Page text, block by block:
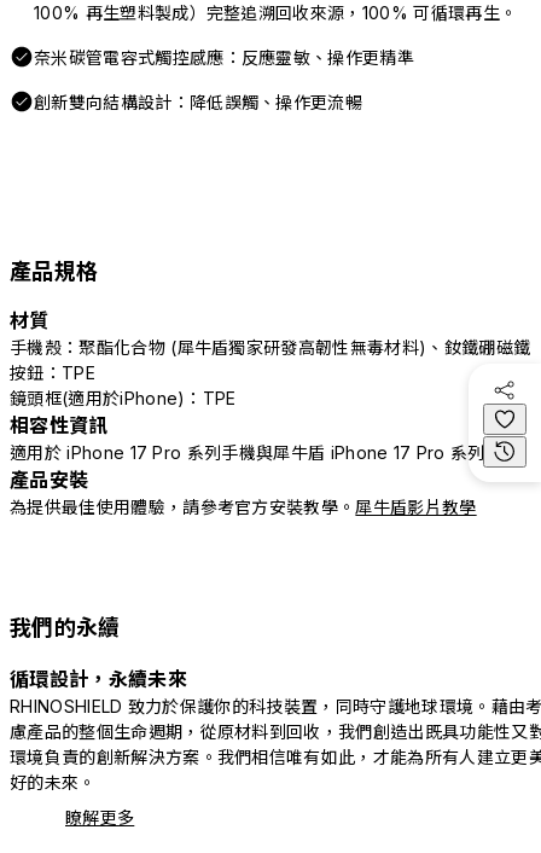
100% 再生塑料製成）完整追溯回收來源，100% 可循環再生。
奈米碳管電容式觸控感應：反應靈敏、操作更精準
創新雙向結構設計：降低誤觸、操作更流暢
產品規格
材質
手機殼：聚酯化合物 (犀牛盾獨家研發高韌性無毒材料)、釹鐵硼磁鐵
按鈕：TPE
鏡頭框(適用於iPhone)：TPE
相容性資訊
適用於 iPhone 17 Pro 系列手機與犀牛盾 iPhone 17 Pro 系列配件
產品安裝
為提供最佳使用體驗，請參考官方安裝教學。 犀牛盾影片教學
我們的永續
循環設計，永續未來
RHINOSHIELD 致力於保護你的科技裝置，同時守護地球環境。藉由
慮產品的整個生命週期，從原材料到回收，我們創造出既具功能性又
環境負責的創新解決方案。我們相信唯有如此，才能為所有人建立更
好的未來。
瞭解更多